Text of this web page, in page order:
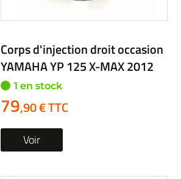
Corps d'injection droit occasion
YAMAHA YP 125 X-MAX 2012
1 en stock
79,90 € TTC
Voir